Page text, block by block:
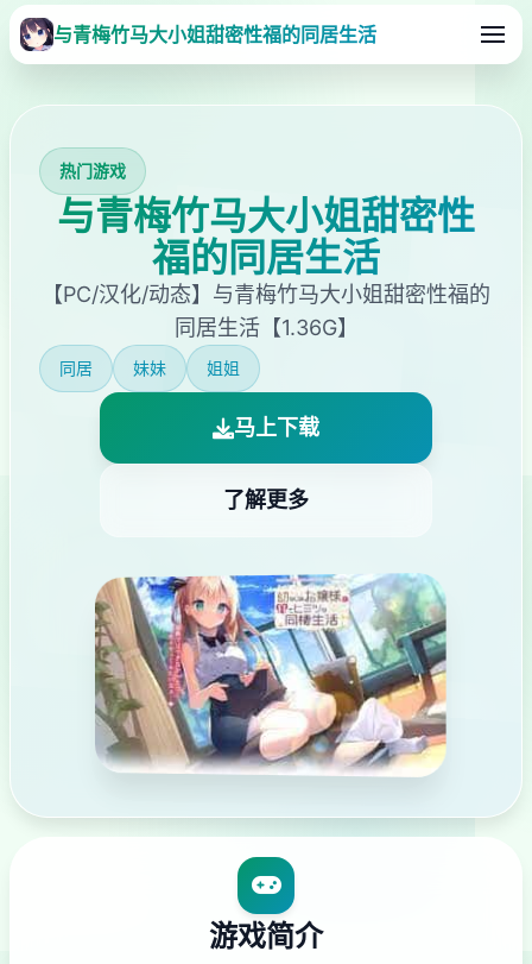
与青梅竹马大小姐甜密性福的同居生活
热门游戏
与青梅竹马大小姐甜密性
福的同居生活
【PC/汉化/动态】与青梅竹马大小姐甜密性福的
同居生活【1.36G】
同居 妹妹 姐姐
马上下载
了解更多
游戏简介